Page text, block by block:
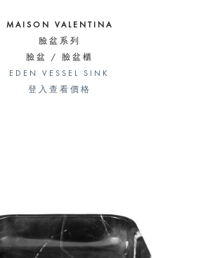
MAISON VALENTINA
臉盆系列
臉盆 / 臉盆櫃
EDEN VESSEL SINK
登入查看價格